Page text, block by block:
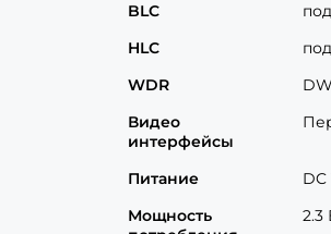
BLC
HLC
WDR
Видео
интерфейсы
Питание
DC
Мощность
2.3